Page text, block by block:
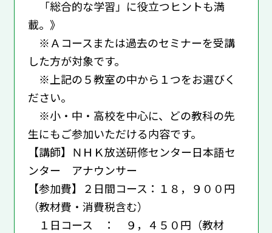
「総合的な学習」に役立つヒントも満
載。》
※Ａコースまたは過去のセミナーを受講
した方が対象です。
※上記の５教室の中から１つをお選びく
ださい。
※小・中・高校を中心に、どの教科の先
生にもご参加いただける内容です。
【講師】ＮＨＫ放送研修センター日本語セ
ンター アナウンサー
【参加費】２日間コース：１８，９００円
（教材費・消費税含む）
１日コース ： ９，４５０円（教材